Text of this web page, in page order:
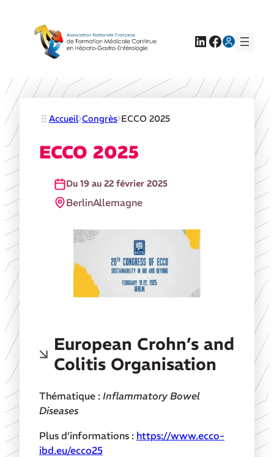
LinkedIn
Facebook
Accueil Congrès ECCO 2025
ECCO 2025
Du 19 au 22 février 2025
BerlinAllemagne
European Crohn’s and
Colitis Organisation
Thématique : Inflammatory Bowel
Diseases
Plus d’informations : https://www.ecco-
ibd.eu/ecco25